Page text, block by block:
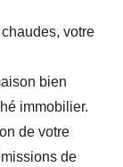
votre
bien
immobilier.
de votre
de